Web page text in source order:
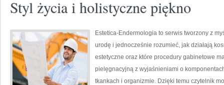
Styl życia i holistyczne piękno
Estetica-Endermologia to serwis tworzony z
urodę i jednocześnie rozumieć, jak działają
estetyczne oraz które procedury gabinetowe
pielęgnacyjną z wyjaśnieniami o
tkankach i organizmie. Dzięki temu czytelnik